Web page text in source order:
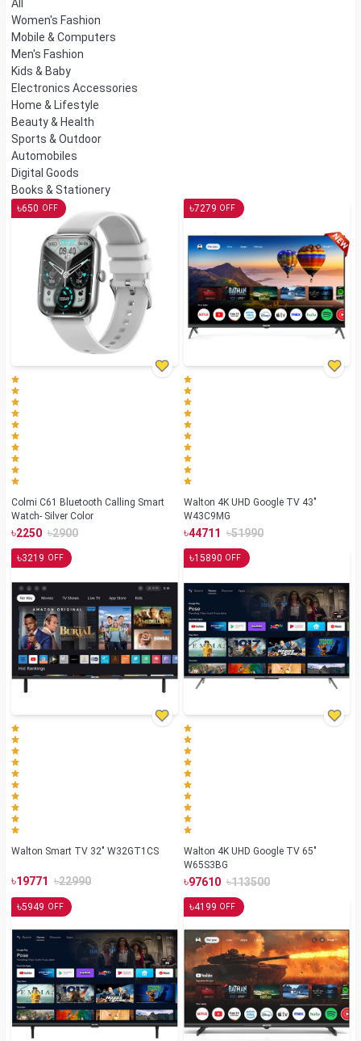
All
Women's Fashion
Mobile & Computers
Men's Fashion
Kids & Baby
Electronics Accessories
Home & Lifestyle
Beauty & Health
Sports & Outdoor
Automobiles
Digital Goods
Books & Stationery
৳650 OFF
Colmi C61 Bluetooth Calling Smart
Watch- Silver Color
৳2250 ৳2900
৳7279 OFF
Walton 4K UHD Google TV 43"
W43C9MG
৳44711 ৳51990
৳3219 OFF
Walton Smart TV 32" W32GT1CS
৳19771 ৳22990
৳15890 OFF
Walton 4K UHD Google TV 65"
W65S3BG
৳97610 ৳113500
৳5949 OFF ৳4199 OFF